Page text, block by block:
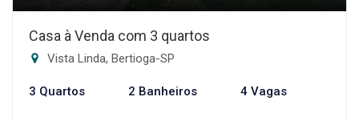
Casa à Venda com 3 quartos
Vista Linda, Bertioga-SP
3 Quartos 2 Banheiros 4 Vagas